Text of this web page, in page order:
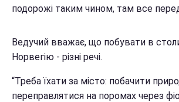
подорожі таким чином, там все
Ведучий вважає, що побувати в
Норвегію - різні речі.
“Треба їхати за місто: побачити
переправлятися на поромах через